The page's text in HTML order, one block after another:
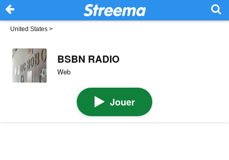
United States >
BSBN RADIO
Web
Jouer